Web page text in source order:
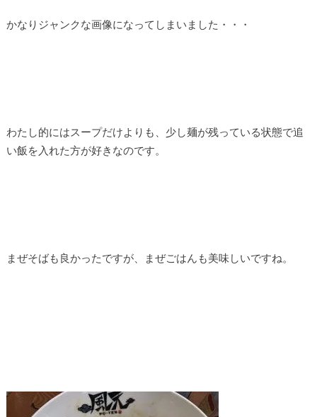
かなりジャンクな画像になってしまいました・・・
わたし的にはスープだけよりも、少し麺が残っている状態で追
い飯を入れた方が好きなのです。
まぜそばも良かったですが、まぜごはんも美味しいですね。